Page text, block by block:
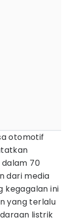
otomotif
70
dari media
kegagalan ini
yang terlalu
listrik